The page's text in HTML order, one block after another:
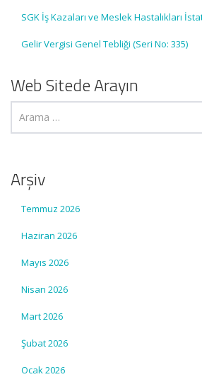
SGK İş Kazaları ve Meslek Hastalıkları
Gelir Vergisi Genel Tebliği (Seri No: 335)
Web Sitede Arayın
Arşiv
Temmuz 2026
Haziran 2026
Mayıs 2026
Nisan 2026
Mart 2026
Şubat 2026
Ocak 2026